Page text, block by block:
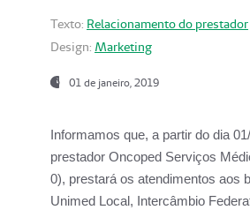
Texto: Relacionamento do prestador
Design: Marketing
01 de janeiro, 2019
Informamos que, a partir do dia
prestador Oncoped Serviços
0), prestará os atendimentos aos
Unimed Local, Intercâmbio